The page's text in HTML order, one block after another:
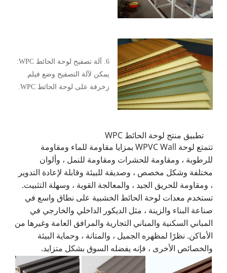
6. آلة تصفيح لوحة الحائط WPC:
يمكن لآلة التصفيح وضع فيلم
زخرفة على لوحة الحائط WPC.
تطبيق منتج لوحة الحائط WPC
تتمتع لوحة WPVC Wall بمزايا مقاومة للماء ومقاومة
للرطوبة ، ومقاومة للحشرات ومقاومة للنمل ، وألوان
مختلفة وشكل مخصص ، وصديقة للبيئة وقابلة لإعادة التدوير
، ومقاومة للحريق الجيد ، والمعالجة القوية ، وسهلة التثبيت.
تستخدم معدات لوحة الحائط الخشبية على نطاق واسع في
صناعة البناء والزينة ، مثل الديكور الداخلي والخارجي في
المباني السكنية والمباني التجارية والمرافق العامة وغيرها من
الأماكن. نظرًا لمظهره الجميل ، والمتانة ، وحماية البيئة
والخصائص الأخرى ، فإنه يفضله السوق بشكل متزايد.